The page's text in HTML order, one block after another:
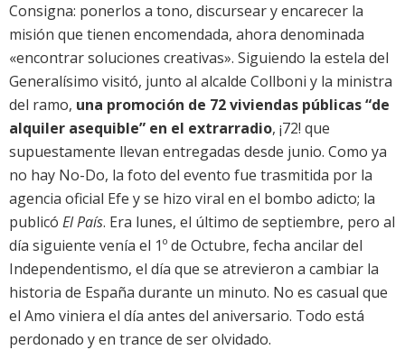
Consigna: ponerlos a tono, discursear y encarecer la
misión que tienen encomendada, ahora denominada
«encontrar soluciones creativas». Siguiendo la estela del
Generalísimo visitó, junto al alcalde Collboni y la ministra
del ramo, una promoción de 72 viviendas públicas “de
alquiler asequible” en el extrarradio, ¡72! que
supuestamente llevan entregadas desde junio. Como ya
no hay No-Do, la foto del evento fue trasmitida por la
agencia oficial Efe y se hizo viral en el bombo adicto; la
publicó El País. Era lunes, el último de septiembre, pero al
día siguiente venía el 1º de Octubre, fecha ancilar del
Independentismo, el día que se atrevieron a cambiar la
historia de España durante un minuto. No es casual que
el Amo viniera el día antes del aniversario. Todo está
perdonado y en trance de ser olvidado.